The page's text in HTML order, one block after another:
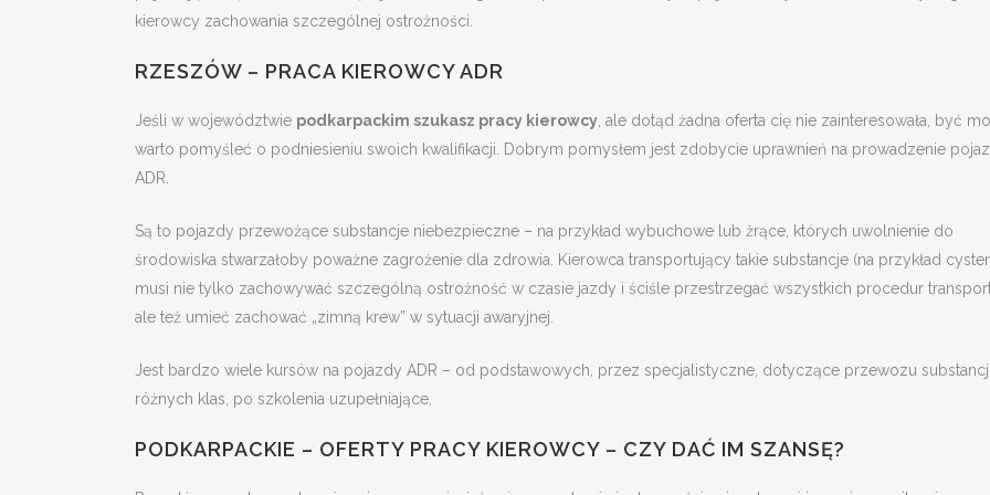
kierowcy zachowania szczególnej ostrożności.
RZESZÓW – PRACA KIEROWCY ADR
Jeśli w województwie podkarpackim szukasz pracy kierowcy, ale dotąd żadna oferta cię nie zainteresowała, być
warto pomyśleć o podniesieniu swoich kwalifikacji. Dobrym pomysłem jest zdobycie uprawnień na prowadzenie
ADR.
Są to pojazdy przewożące substancje niebezpieczne – na przykład wybuchowe lub żrące, których uwolnienie do
środowiska stwarzałoby poważne zagrożenie dla zdrowia. Kierowca transportujący takie substancje (na przykład
musi nie tylko zachowywać szczególną ostrożność w czasie jazdy i ściśle przestrzegać wszystkich procedur
ale też umieć zachować „zimną krew” w sytuacji awaryjnej.
Jest bardzo wiele kursów na pojazdy ADR – od podstawowych, przez specjalistyczne, dotyczące przewozu substancji
różnych klas, po szkolenia uzupełniające.
PODKARPACKIE – OFERTY PRACY KIEROWCY – CZY DAĆ IM SZANSĘ?